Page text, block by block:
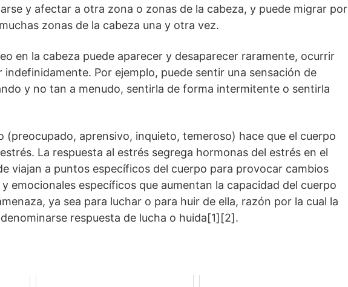
y afectar a otra zona o zonas de la cabeza, y puede migrar por
zonas de la cabeza una y otra vez.
en la cabeza puede aparecer y desaparecer raramente, ocurrir
Por ejemplo, puede sentir una sensación de
y no tan a menudo, sentirla de forma intermitente o sentirla
(preocupado, aprensivo, inquieto, temeroso) hace que el cuerpo
La respuesta al estrés segrega hormonas del estrés en el
viajan a puntos específicos del cuerpo para provocar cambios
emocionales específicos que aumentan la capacidad del cuerpo
ya sea para luchar o para huir de ella, razón por la cual la
respuesta de lucha o huida[1][2].